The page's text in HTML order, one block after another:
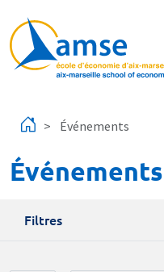
Événements
Événements
Filtres